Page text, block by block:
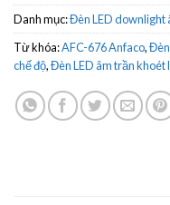
Danh mục:Đèn LED downlight
Từ khóa:AFC-676 Anfaco,
chế độ,Đèn LED âm trần khoét